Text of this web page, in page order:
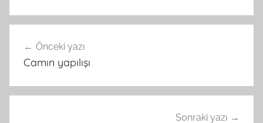
gezinmesi
Önceki yazı
Camın yapılışı
Sonraki yazı